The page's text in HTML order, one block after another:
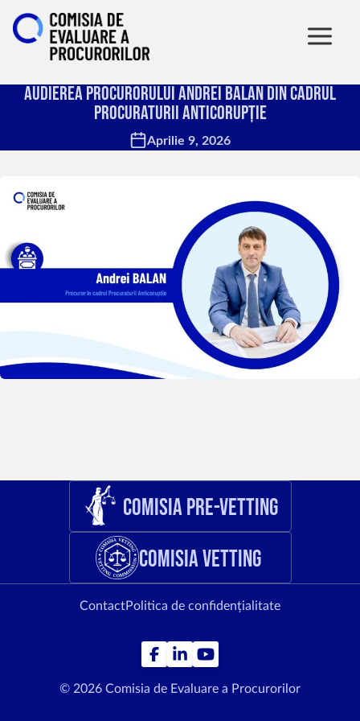
Audierea procurorului Andrei Balan din cadrul
Procuraturii Anticorupție
Aprilie 9, 2026
Comisia Pre-Vetting
Comisia Vetting
© 2026 Comisia de Evaluare a Procurorilor
ContactPolitica de confidențialitate